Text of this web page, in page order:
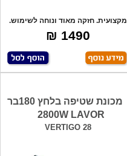
מקצועית. חזקה מאוד ונוחה לשימוש.
כולל: ס
1490 ₪
מכונת שטיפה בלחץ 180בר
2800W LAVOR
VERTIGO 28